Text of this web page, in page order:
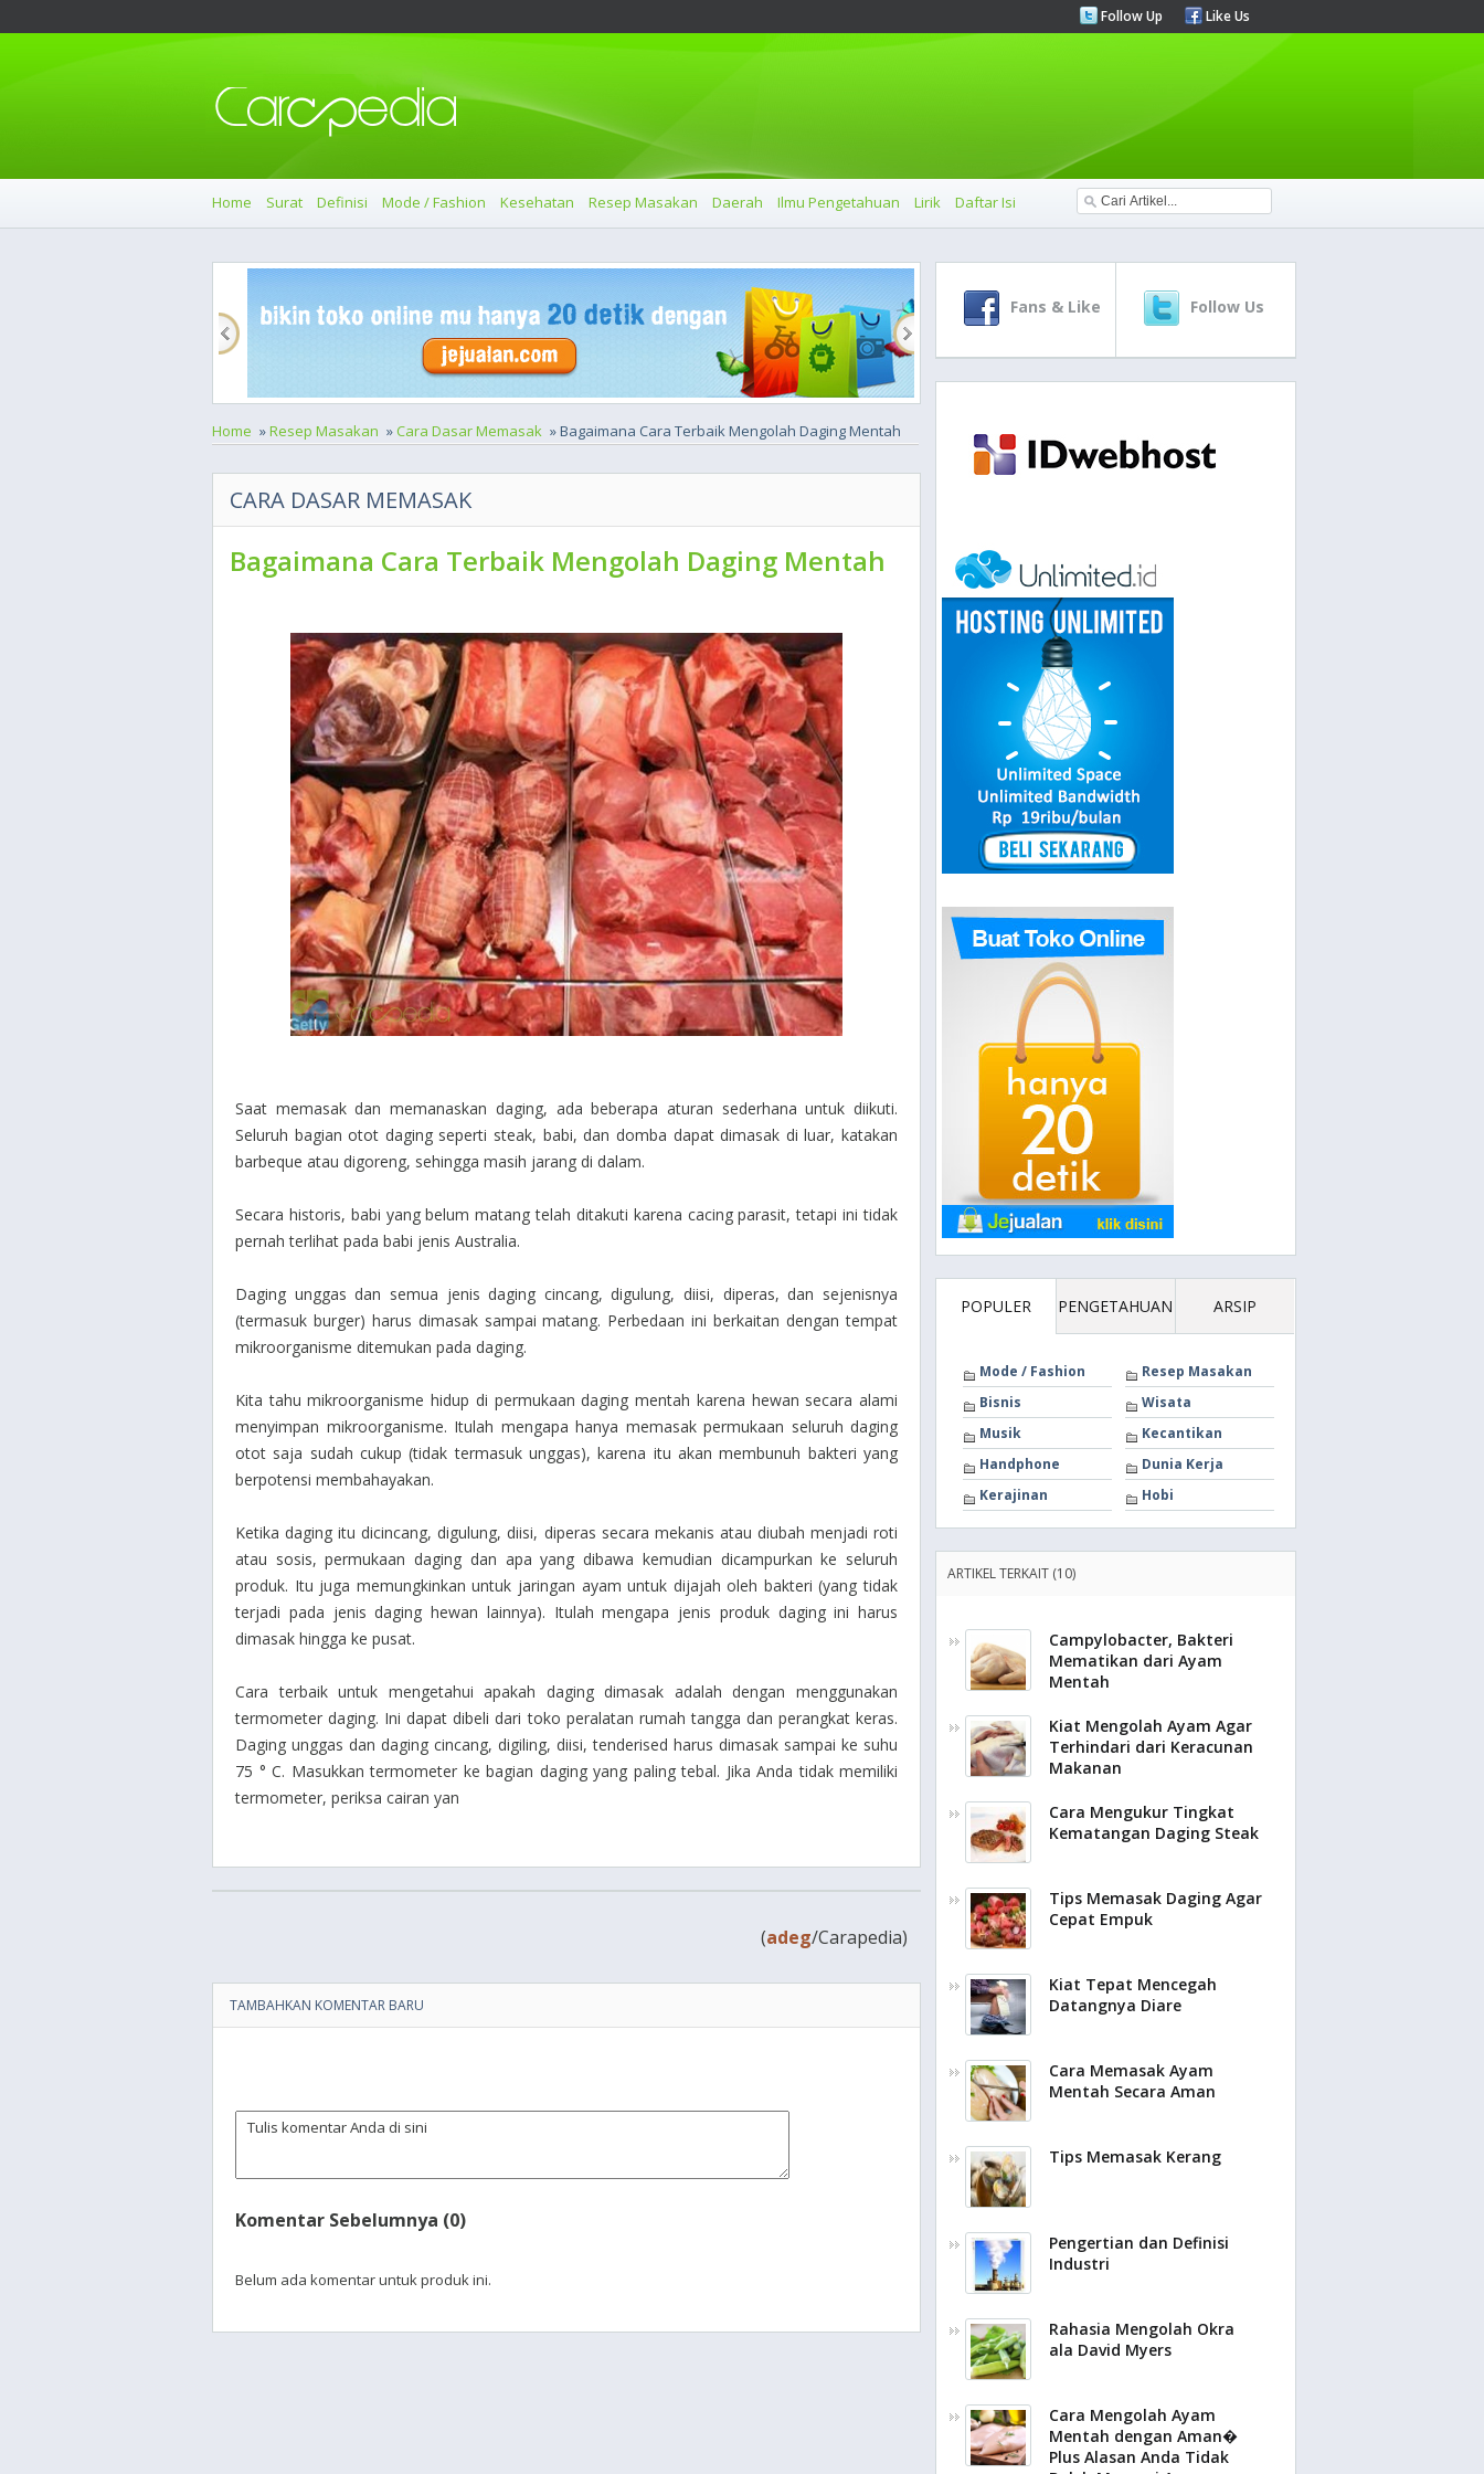
Follow Up Like Us
Home Surat Definisi Mode / Fashion Kesehatan Resep Masakan Daerah Ilmu Pengetahuan Lirik Daftar Isi
Home »Resep Masakan »Cara Dasar Memasak » Bagaimana Cara Terbaik Mengolah Daging Mentah
CARA DASAR MEMASAK
Bagaimana Cara Terbaik Mengolah Daging Mentah
Saat memasak dan memanaskan daging, ada beberapa aturan sederhana untuk diikuti.
Seluruh bagian otot daging seperti steak, babi, dan domba dapat dimasak di luar, katakan
barbeque atau digoreng, sehingga masih jarang di dalam.
Secara historis, babi yang belum matang telah ditakuti karena cacing parasit, tetapi ini tidak
pernah terlihat pada babi jenis Australia.
Daging unggas dan semua jenis daging cincang, digulung, diisi, diperas, dan sejenisnya
(termasuk burger) harus dimasak sampai matang. Perbedaan ini berkaitan dengan tempat
mikroorganisme ditemukan pada daging.
Kita tahu mikroorganisme hidup di permukaan daging mentah karena hewan secara alami
menyimpan mikroorganisme. Itulah mengapa hanya memasak permukaan seluruh daging
otot saja sudah cukup (tidak termasuk unggas), karena itu akan membunuh bakteri yang
berpotensi membahayakan.
Ketika daging itu dicincang, digulung, diisi, diperas secara mekanis atau diubah menjadi roti
atau sosis, permukaan daging dan apa yang dibawa kemudian dicampurkan ke seluruh
produk. Itu juga memungkinkan untuk jaringan ayam untuk dijajah oleh bakteri (yang tidak
terjadi pada jenis daging hewan lainnya). Itulah mengapa jenis produk daging ini harus
dimasak hingga ke pusat.
Cara terbaik untuk mengetahui apakah daging dimasak adalah dengan menggunakan
termometer daging. Ini dapat dibeli dari toko peralatan rumah tangga dan perangkat keras.
Daging unggas dan daging cincang, digiling, diisi, tenderised harus dimasak sampai ke suhu
75 ° C. Masukkan termometer ke bagian daging yang paling tebal. Jika Anda tidak memiliki
termometer, periksa cairan yan
(adeg/Carapedia)
TAMBAHKAN KOMENTAR BARU
Komentar Sebelumnya (0)
Belum ada komentar untuk produk ini.
Fans & Like Follow Us
POPULER PENGETAHUAN ARSIP
Mode / Fashion
Resep Masakan
Bisnis
Wisata
Musik
Kecantikan
Handphone
Dunia Kerja
Kerajinan
Hobi
ARTIKEL TERKAIT (10)
Campylobacter, Bakteri
Mematikan dari Ayam
Mentah
Kiat Mengolah Ayam Agar
Terhindari dari Keracunan
Makanan
Cara Mengukur Tingkat
Kematangan Daging Steak
Tips Memasak Daging Agar
Cepat Empuk
Kiat Tepat Mencegah
Datangnya Diare
Cara Memasak Ayam
Mentah Secara Aman
Tips Memasak Kerang
Pengertian dan Definisi
Industri
Rahasia Mengolah Okra
ala David Myers
Cara Mengolah Ayam
Mentah dengan Aman�
Plus Alasan Anda Tidak